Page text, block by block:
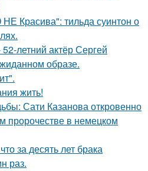
Красива": тильда суинтон о
летний актёр Сергей
образе.
жить!
Сати Казанова откровенно
пророчестве в немецком
за десять лет брака
раз.